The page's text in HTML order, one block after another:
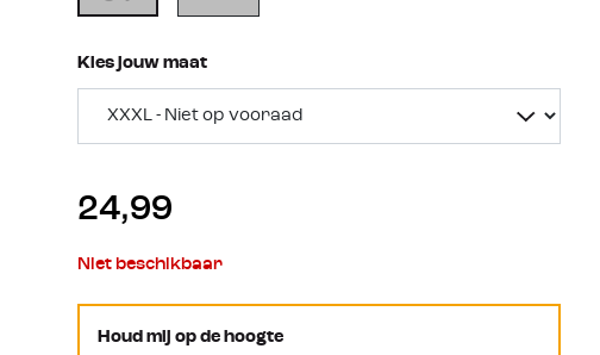
Kies jouw maat
24,99
Niet beschikbaar
Houd mij op de hoogte